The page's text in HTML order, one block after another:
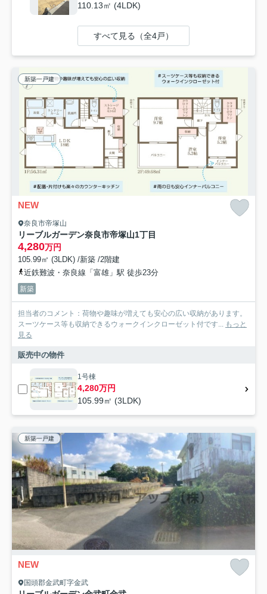
110.13㎡ (4LDK)
すべて見る（全4戸）
新築一戸建
NEW
奈良市帝塚山
リーブルガーデン奈良市帝塚山1丁目
4,280万円
105.99㎡ (3LDK) /新築 /2階建
近鉄難波・奈良線「富雄」駅 徒歩23分
新築
担当者のコメント：荷物や趣味が増えても安心の広い収納があります。
スーツケース等も収納できるウォークインクローゼット付です... もっと
見る
販売中の物件
1号棟
4,280万円
105.99㎡ (3LDK)
新築一戸建
NEW
国頭郡金武町字金武